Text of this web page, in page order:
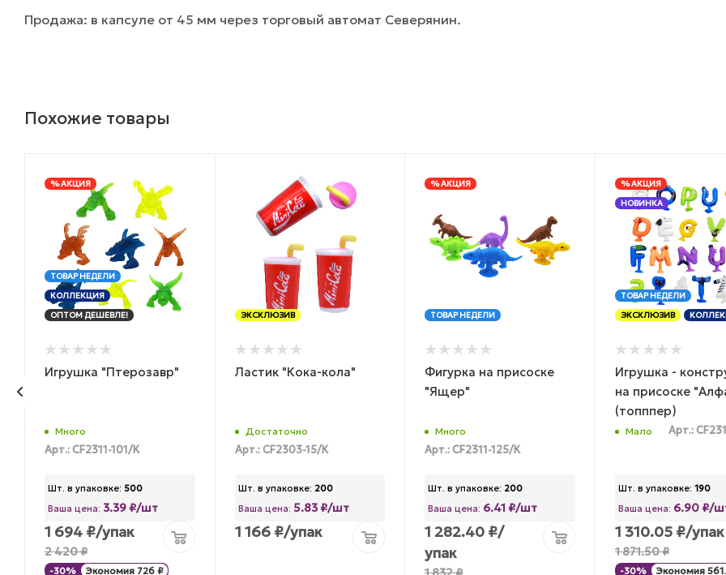
Продажа: в капсуле от 45 мм через торговый автомат Северянин.
Похожие товары
% АКЦИЯ
ТОВАР НЕДЕЛИ
КОЛЛЕКЦИЯ
ОПТОМ ДЕШЕВЛЕ!
Игрушка "Птерозавр"
Много
Арт.: CF2311-101/К
Шт. в упаковке: 500
Ваша цена: 3.39 ₽/шт
1 694₽/упак
2 420₽
-30% Экономия 726₽
ЭКСКЛЮЗИВ
Ластик "Кока-кола"
Достаточно
Арт.: CF2303-15/К
Шт. в упаковке: 200
Ваша цена: 5.83 ₽/шт
1 166₽/упак
% АКЦИЯ
ТОВАР НЕДЕЛИ
Фигурка на присоске
"Ящер"
Много
Арт.: CF2311-125/К
Шт. в упаковке: 200
Ваша цена: 6.41 ₽/шт
1 282.40 ₽/
упак
% АКЦИЯ
НОВИНКА
ТОВАР НЕДЕЛИ
ЭКСКЛЮЗИВ
Игрушка -
на присоске
(топппер)
Мало Арт.:
Шт. в упаковке: 190
Ваша цена: 6.90 ₽/
1 310.05 ₽/упак
1 871.50₽
-30% Экономия